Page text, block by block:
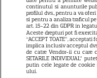
9
continutul si anunturile
profilul dvs., pentru a va
si pentru a analiza traficul
art. 15-22 din GDPR in
Aceste drepturi pot fi
“ACCEPT TOATE”,
implica inclusiv acceptul
de catre Vendor-ii cu care
SETARILE INDIVIDUAL”
putin cele legate de
ului.